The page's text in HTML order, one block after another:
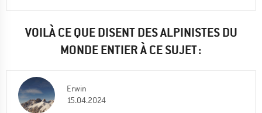
VOILÀ CE QUE DISENT DES ALPINISTES DU
MONDE ENTIER À CE SUJET :
Erwin
15.04.2024